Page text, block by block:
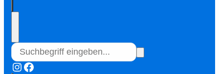
Instagram
Facebook